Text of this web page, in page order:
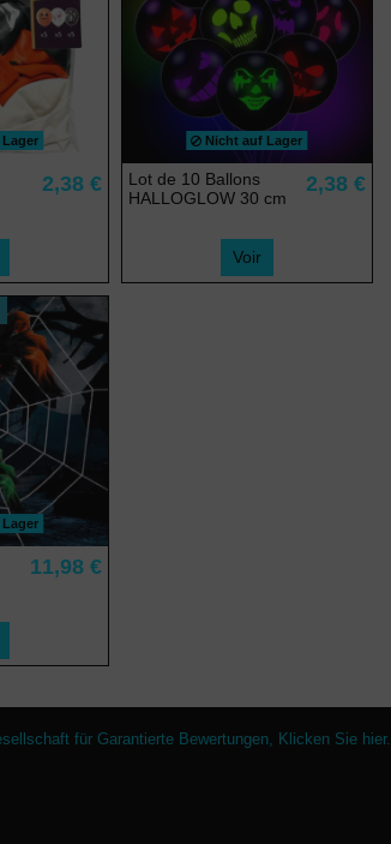
2,38 €
Nicht auf Lager
Lot de 10 Ballons
HALLOGLOW 30 cm
2,38 €
Voir
11,98 €
für Garantierte Bewertungen, Klicken Sie hier.